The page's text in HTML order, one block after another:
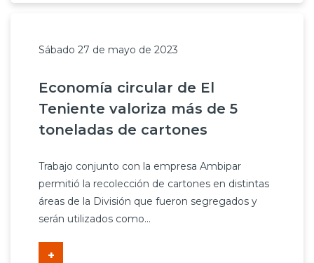
Sábado 27 de mayo de 2023
Economía circular de El
Teniente valoriza más de 5
toneladas de cartones
Trabajo conjunto con la empresa Ambipar
permitió la recolección de cartones en distintas
áreas de la División que fueron segregados y
serán utilizados como...
+